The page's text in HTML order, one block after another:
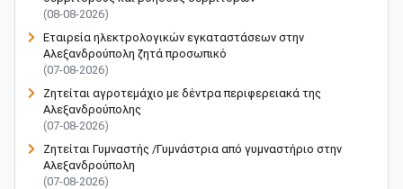
(08-08-2026)
Εταιρεία ηλεκτρολογικών εγκαταστάσεων στην
Αλεξανδρούπολη ζητά προσωπικό
(07-08-2026)
Ζητείται αγροτεμάχιο με δέντρα περιφερειακά της
Αλεξανδρούπολης
(07-08-2026)
Ζητείται Γυμναστής /Γυμνάστρια από γυμναστήριο στην
Αλεξανδρούπολη
(07-08-2026)